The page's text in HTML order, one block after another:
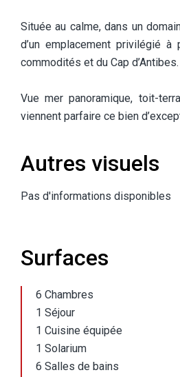
Située au calme, dans un
d’un emplacement privilégié
commodités et du Cap d’Antibes.
Vue mer panoramique, toit-
viennent parfaire ce bien
Autres visuels
Pas d'informations disponibles
Surfaces
6 Chambres
1 Séjour
1 Cuisine équipée
1 Solarium
6 Salles de bains